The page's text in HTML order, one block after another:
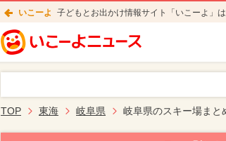
いこーよ 子どもとお出かけ情報サイト「いこーよ」
TOP 東海 岐阜県 岐阜県のスキー場まと